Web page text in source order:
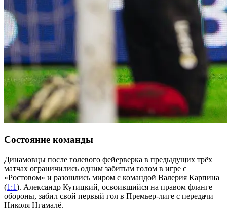
Состояние команды
Динамовцы после голевого фейерверка в предыдущих трёх
матчах ограничились одним забитым голом в игре с
«Ростовом» и разошлись миром с командой Валерия Карпина
(1:1). Александр Кутицкий, освоившийся на правом фланге
обороны, забил свой первый гол в Премьер-лиге с передачи
Николя Нгамалё.